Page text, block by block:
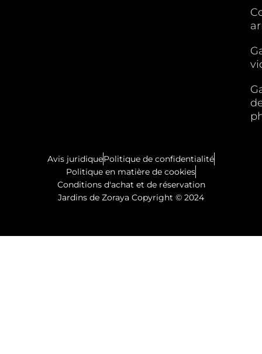
Avis juridiquePolitique de confidentialité
Politique en matière de cookies
Conditions d'achat et de réservation
Jardins de Zoraya Copyright © 2024